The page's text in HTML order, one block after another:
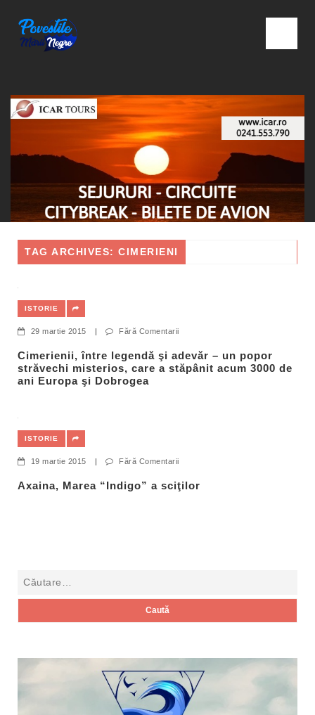
TAG ARCHIVES: CIMERIENI
ISTORIE
29 martie 2015 | Fără Comentarii
Cimerienii, între legendă şi adevăr – un popor
străvechi misterios, care a stăpânit acum 3000 de
ani Europa şi Dobrogea
ISTORIE
19 martie 2015 | Fără Comentarii
Axaina, Marea “Indigo” a sciţilor